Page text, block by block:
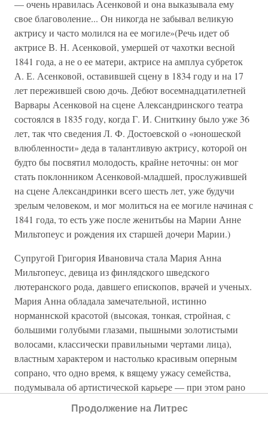
— очень нравилась Асенковой и она выказывала ему
свое благоволение... Он никогда не забывал великую
актрису и часто молился на ее могиле»(Речь идет об
актрисе В. Н. Асенковой, умершей от чахотки весной
1841 года, а не о ее матери, актрисе на амплуа субреток
А. Е. Асенковой, оставившей сцену в 1834 году и на 17
лет пережившей свою дочь. Дебют восемнадцатилетней
Варвары Асенковой на сцене Александринского театра
состоялся в 1835 году, когда Г. И. Сниткину было уже 36
лет, так что сведения Л. Ф. Достоевской о «юношеской
влюбленности» деда в талантливую актрису, которой он
будто бы посвятил молодость, крайне неточны: он мог
стать поклонником Асенковой-младшей, прослужившей
на сцене Александринки всего шесть лет, уже будучи
зрелым человеком, и мог молиться на ее могиле начиная с
1841 года, то есть уже после женитьбы на Марии Анне
Мильтопеус и рождения их старшей дочери Марии.)
Супругой Григория Ивановича стала Мария Анна
Мильтопеус, девица из финлядского шведского
лютеранского рода, давшего епископов, врачей и ученых.
Мария Анна обладала замечательной, истинно
норманнской красотой (высокая, тонкая, стройная, с
большими голубыми глазами, пышными золотистыми
волосами, классически правильными чертами лица),
властным характером и настолько красивым оперным
сопрано, что одно время, к вящему ужасу семейства,
подумывала об артистической карьере — при этом рано
сделавших ее молодость счастливой».
Продолжение на Литрес